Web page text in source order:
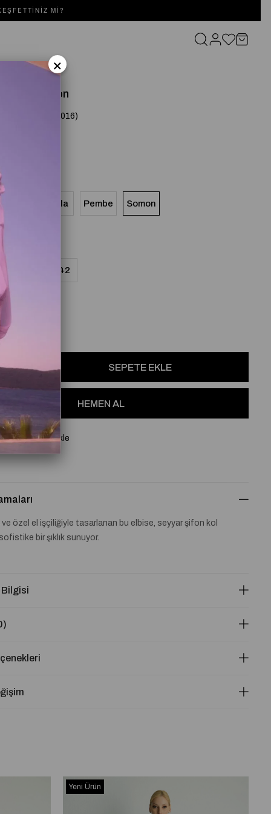
MI?
Somon
(SD252052030016)
Lila Pembe Somon
42
Favorilere Ekle
ve özel el işçiliğiyle tasarlanan bu elbise, seyyar şifon kol
bir şıklık sunuyor.
Bilgisi
Yeni Ürün
×